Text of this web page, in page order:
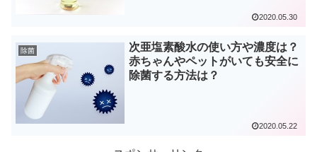
2020.05.30
除菌
次亜塩素酸水の使い方や濃度は？
赤ちゃんやペットがいても安全に
除菌する方法は？
2020.05.22